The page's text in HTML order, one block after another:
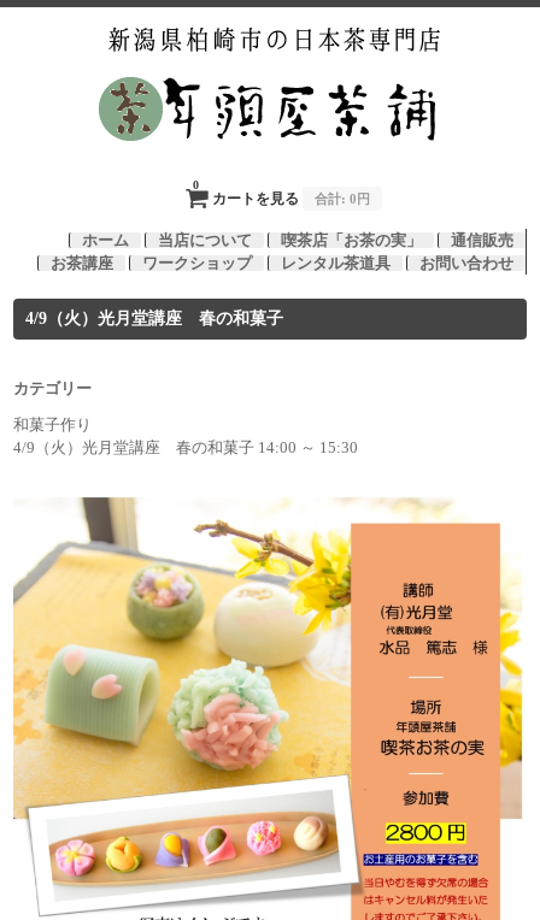
カートを見る
0
合計: 0円
ホーム 当店について 喫茶店「お茶の実」
通信販売
お茶講座
ワークショップ レンタル茶道具 お問い合わせ
4/9（火）光月堂講座 春の和菓子
カテゴリー
和菓子作り
4/9（火）光月堂講座 春の和菓子 14:00 ～ 15:30